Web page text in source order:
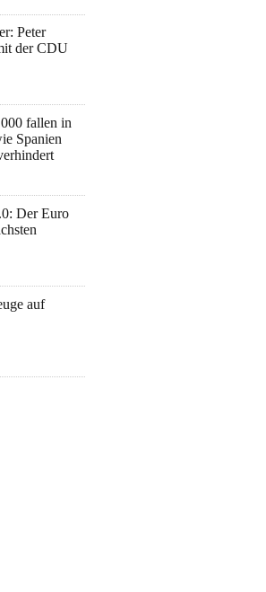
Peter
der CDU
fallen in
Spanien
Der Euro
auf